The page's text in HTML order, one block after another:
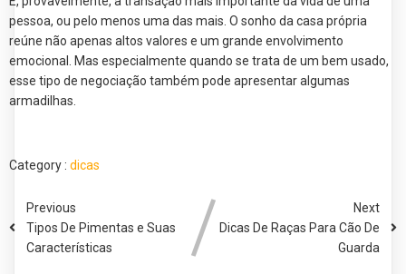
pessoa, ou pelo menos uma das mais. O sonho da casa própria
reúne não apenas altos valores e um grande envolvimento
emocional. Mas especialmente quando se trata de um bem usado,
esse tipo de negociação também pode apresentar algumas
armadilhas.
Category : dicas
Previous
Tipos De Pimentas e Suas
Características
Next
Dicas De Raças Para Cão De
Guarda